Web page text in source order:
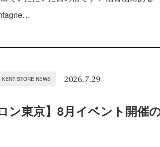
KENT STORE NEWS 2026.7.29
ン東京】8月イベント開催